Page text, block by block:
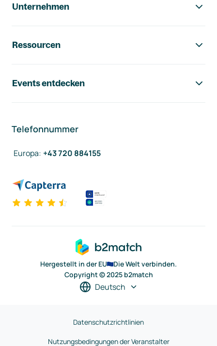
Unternehmen
Ressourcen
Events entdecken
Telefonnummer
Europa: +43 720 884155
Hergestellt in der EU
Die Welt verbinden.
Copyright © 2025 b2match
Deutsch
Datenschutzrichtlinien
Nutzungsbedingungen der Veranstalter